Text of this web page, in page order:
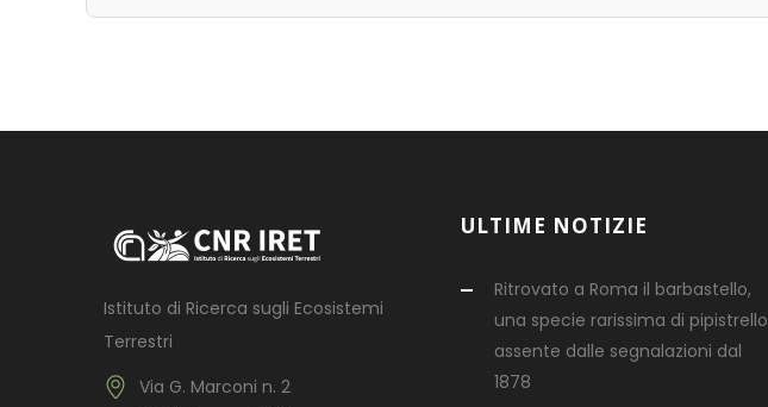
Istituto di Ricerca sugli Ecosistemi
Terrestri
Via G. Marconi n. 2
ULTIME NOTIZIE
Ritrovato a Roma il barbastello,
una specie rarissima di pipistrello
assente dalle segnalazioni dal
1878